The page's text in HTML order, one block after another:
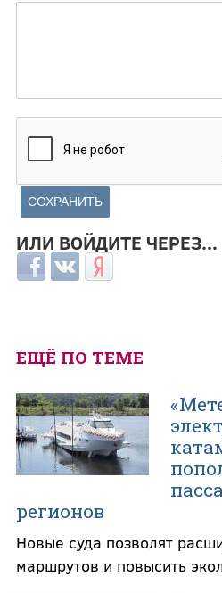
ИЛИ ВОЙДИТЕ ЧЕРЕЗ...
Login with Facebook
Login with ВКонтакте
Login with Яндекс
ЕЩЁ ПО ТЕМЕ
регионов
Новые суда позволят
маршрутов и повысить